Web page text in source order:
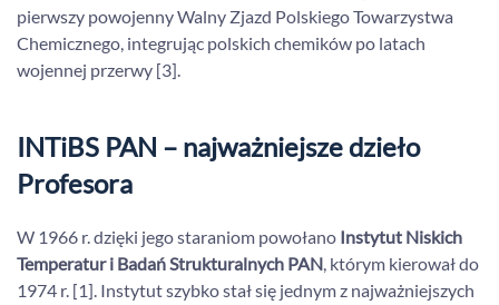
pierwszy powojenny Walny Zjazd Polskiego Towarzystwa
Chemicznego, integrując polskich chemików po latach
wojennej przerwy [3].
INTiBS PAN – najważniejsze dzieło
Profesora
W 1966 r. dzięki jego staraniom powołano Instytut Niskich
Temperatur i Badań Strukturalnych PAN, którym kierował do
1974 r. [1]. Instytut szybko stał się jednym z najważniejszych